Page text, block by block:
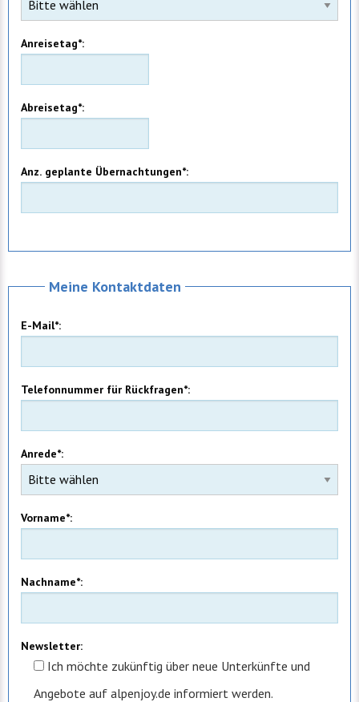
Anreisetag*:
Abreisetag*:
Anz. geplante Übernachtungen*:
Meine Kontaktdaten
E-Mail*:
Telefonnummer für Rückfragen*:
Anrede*:
Vorname*:
Nachname*:
Newsletter:
Ich möchte zukünftig über neue Unterkünfte und
Angebote auf alpenjoy.de informiert werden.